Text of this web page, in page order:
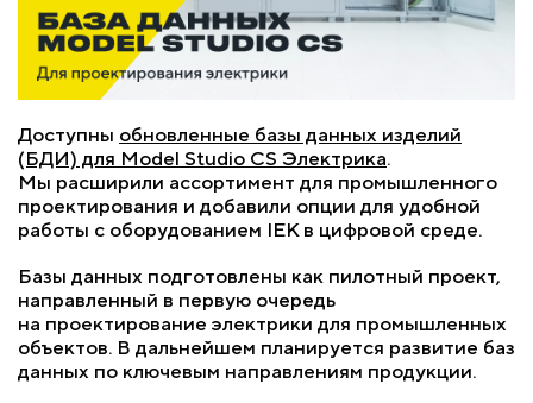
Доступны обновленные базы данных изделий
(БДИ) для Model Studio CS Электрика.
Мы расширили ассортимент для промышленного
проектирования и добавили опции для удобной
работы с оборудованием IEK в цифровой среде.
Базы данных подготовлены как пилотный проект,
направленный в первую очередь
на проектирование электрики для промышленных
объектов. В дальнейшем планируется развитие баз
данных по ключевым направлениям продукции.